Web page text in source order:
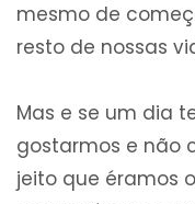
mesmo de
resto de nossas
Mas e se um dia
gostarmos e não
jeito que éramos